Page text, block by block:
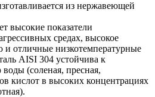
из нержавеющей
высокие показатели
средах, высокое
и отличные низкотемпературные
AISI 304 устойчива к
(соленая, пресная,
кислот в высоких концентрациях